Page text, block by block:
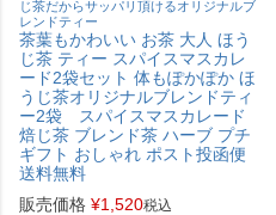
じ茶だからサッパリ頂けるオリジナルブ
レンドティー
茶葉もかわいい お茶 大人 ほう
じ茶 ティー スパイスマスカレ
ード2袋セット 体もぽかぽか ほ
うじ茶オリジナルブレンドティ
ー2袋 スパイスマスカレード
焙じ茶 ブレンド茶 ハーブ プチ
ギフト おしゃれ ポスト投函便
送料無料
販売価格 ¥1,520税込